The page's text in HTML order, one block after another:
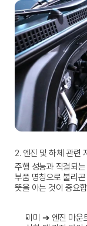
2. 엔진 및 하체 관련
주행 성능과 직결되
부품 명칭으로 불리
뜻을 아는 것이 중요
미미 ➔ 엔진 마운